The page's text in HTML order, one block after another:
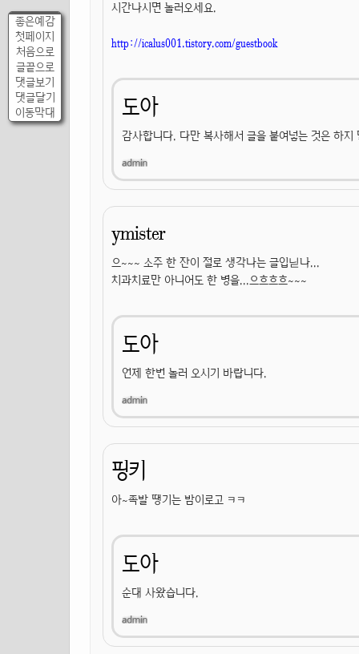
좋은예감
첫페이지
처음으로
글끝으로
댓글보기
댓글달기
이동막대
시간나시면 놀러오세요.
http://icalus001.tistory.com/guestbook
도아
감사합니다. 다만 복사해서 글을 붙여넣는 것은 하
ymister
으~~~ 소주 한 잔이 절로 생각나는 글입닏나...
치과치료만 아니어도 한 병을...으흐흐흐~~~
도아
언제 한번 놀러 오시기 바랍니다.
핑키
아~족발 땡기는 밤이로고 ㅋㅋ
도아
순대 사왔습니다.